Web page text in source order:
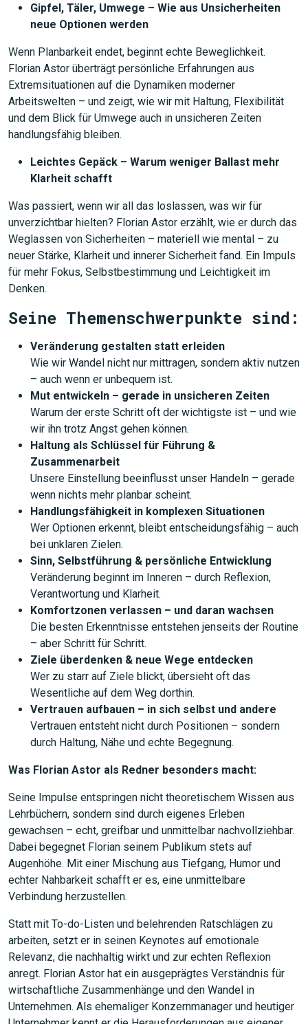
Gipfel, Täler, Umwege – Wie aus Unsicherheiten
neue Optionen werden
Wenn Planbarkeit endet, beginnt echte Beweglichkeit.
Florian Astor überträgt persönliche Erfahrungen aus
Extremsituationen auf die Dynamiken moderner
Arbeitswelten – und zeigt, wie wir mit Haltung, Flexibilität
und dem Blick für Umwege auch in unsicheren Zeiten
handlungsfähig bleiben.
Leichtes Gepäck – Warum weniger Ballast mehr
Klarheit schafft
Was passiert, wenn wir all das loslassen, was wir für
unverzichtbar hielten? Florian Astor erzählt, wie er durch das
Weglassen von Sicherheiten – materiell wie mental – zu
neuer Stärke, Klarheit und innerer Sicherheit fand. Ein Impuls
für mehr Fokus, Selbstbestimmung und Leichtigkeit im
Denken.
Seine Themenschwerpunkte sind:
Veränderung gestalten statt erleiden
Wie wir Wandel nicht nur mittragen, sondern aktiv nutzen
– auch wenn er unbequem ist.
Mut entwickeln – gerade in unsicheren Zeiten
Warum der erste Schritt oft der wichtigste ist – und wie
wir ihn trotz Angst gehen können.
Haltung als Schlüssel für Führung &
Zusammenarbeit
Unsere Einstellung beeinflusst unser Handeln – gerade
wenn nichts mehr planbar scheint.
Handlungsfähigkeit in komplexen Situationen
Wer Optionen erkennt, bleibt entscheidungsfähig – auch
bei unklaren Zielen.
Sinn, Selbstführung & persönliche Entwicklung
Veränderung beginnt im Inneren – durch Reflexion,
Verantwortung und Klarheit.
Komfortzonen verlassen – und daran wachsen
Die besten Erkenntnisse entstehen jenseits der Routine
– aber Schritt für Schritt.
Ziele überdenken & neue Wege entdecken
Wer zu starr auf Ziele blickt, übersieht oft das
Wesentliche auf dem Weg dorthin.
Vertrauen aufbauen – in sich selbst und andere
Vertrauen entsteht nicht durch Positionen – sondern
durch Haltung, Nähe und echte Begegnung.
Was Florian Astor als Redner besonders macht:
Seine Impulse entspringen nicht theoretischem Wissen aus
Lehrbüchern, sondern sind durch eigenes Erleben
gewachsen – echt, greifbar und unmittelbar nachvollziehbar.
Dabei begegnet Florian seinem Publikum stets auf
Augenhöhe. Mit einer Mischung aus Tiefgang, Humor und
echter Nahbarkeit schafft er es, eine unmittelbare
Verbindung herzustellen.
Statt mit To-do-Listen und belehrenden Ratschlägen zu
arbeiten, setzt er in seinen Keynotes auf emotionale
Relevanz, die nachhaltig wirkt und zur echten Reflexion
anregt. Florian Astor hat ein ausgeprägtes Verständnis für
wirtschaftliche Zusammenhänge und den Wandel in
Unternehmen. Als ehemaliger Konzernmanager und heutiger
JETZT SUCHEN